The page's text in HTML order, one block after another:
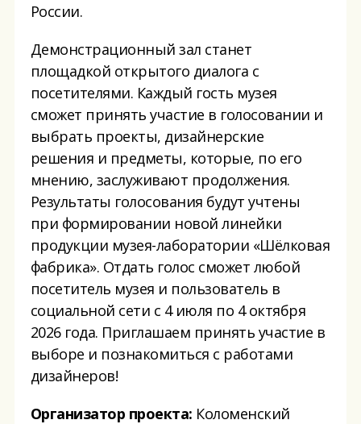
России.
Демонстрационный зал станет
площадкой открытого диалога с
посетителями. Каждый гость музея
сможет принять участие в голосовании и
выбрать проекты, дизайнерские
решения и предметы, которые, по его
мнению, заслуживают продолжения.
Результаты голосования будут учтены
при формировании новой линейки
продукции музея-лаборатории «Шёлковая
фабрика». Отдать голос сможет любой
посетитель музея и пользователь в
социальной сети с 4 июля по 4 октября
2026 года. Приглашаем принять участие в
выборе и познакомиться с работами
дизайнеров!
Организатор проекта: Коломенский